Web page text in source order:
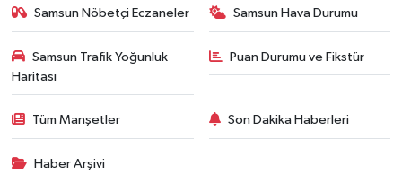
Samsun Nöbetçi Eczaneler Samsun Hava Durumu
Samsun Trafik Yoğunluk
Haritası
Puan Durumu ve Fikstür
Tüm Manşetler Son Dakika Haberleri
Haber Arşivi